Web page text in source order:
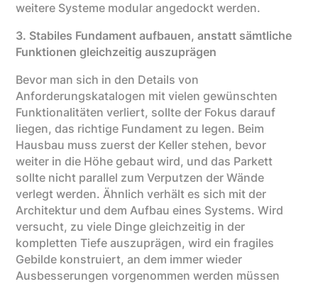
weitere Systeme modular angedockt werden.
3. Stabiles Fundament aufbauen, anstatt sämtliche
Funktionen gleichzeitig auszuprägen
Bevor man sich in den Details von
Anforderungskatalogen mit vielen gewünschten
Funktionalitäten verliert, sollte der Fokus darauf
liegen, das richtige Fundament zu legen. Beim
Hausbau muss zuerst der Keller stehen, bevor
weiter in die Höhe gebaut wird, und das Parkett
sollte nicht parallel zum Verputzen der Wände
verlegt werden. Ähnlich verhält es sich mit der
Architektur und dem Aufbau eines Systems. Wird
versucht, zu viele Dinge gleichzeitig in der
kompletten Tiefe auszuprägen, wird ein fragiles
Gebilde konstruiert, an dem immer wieder
Ausbesserungen vorgenommen werden müssen